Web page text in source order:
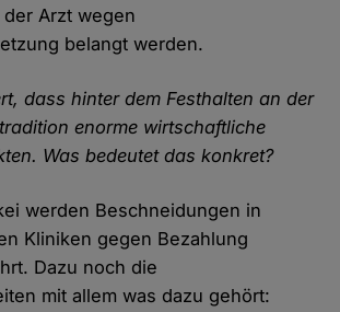
Arzt wegen
belangt werden.
dass hinter dem Festhalten an der
enorme wirtschaftliche
Was bedeutet das konkret?
werden Beschneidungen in
Kliniken gegen Bezahlung
Dazu noch die
mit allem was dazu gehört: